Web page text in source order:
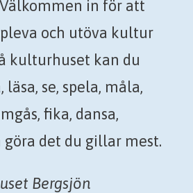
in för att
och utöva kultur
kulturhuset kan du
läsa, se, spela, måla,
fika, dansa,
göra det du gillar mest.
Bergsjön